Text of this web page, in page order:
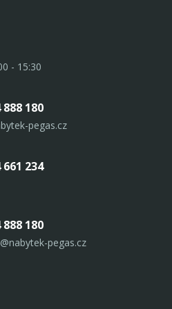
- 15:30
888 180
pegas.cz
661 234
888 180
pegas.cz